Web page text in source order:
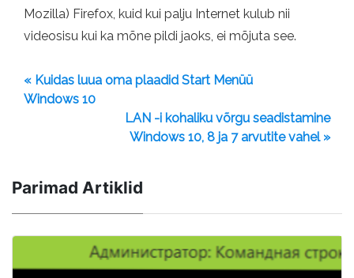
Mozilla) Firefox, kuid kui palju Internet kulub nii
videosisu kui ka mõne pildi jaoks, ei mõjuta see.
« Kuidas luua oma plaadid Start Menüü
Windows 10
LAN -i kohaliku võrgu seadistamine
Windows 10, 8 ja 7 arvutite vahel »
Parimad Artiklid